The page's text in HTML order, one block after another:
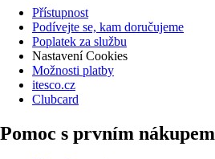
Přístupnost
Podívejte se, kam doručujeme
Poplatek za službu
Nastavení Cookies
Možnosti platby
itesco.cz
Clubcard
Pomoc s prvním nákupem